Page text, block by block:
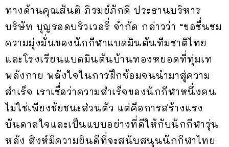
ทางด้านคุณสันติ ภิรมย์ภักดี ประธานบริหาร
บริษัท บุญรอดบริวเวอรี่ จำกัด กล่าวว่า “ขอชื่นชม
ความมุ่งมั่นของนักกีฬาแบดมินตันทีมชาติไทย
และโรงเรียนแบดมินตันบ้านทองหยอดที่ทุ่มเท
พลังกาย พลังใจในการฝึกซ้อมจนนำมาสู่ความ
สำเร็จ เราเชื่อว่าความสำเร็จของนักกีฬาหนึ่งคน
ไม่ใช่เพียงชัยชนะส่วนตัว แต่คือการสร้างแรง
บันดาลใจและเป็นแบบอย่างที่ดีให้กับนักกีฬารุ่น
หลัง สิงห์มีความยินดีที่จะสนับสนุนนักกีฬาไทย